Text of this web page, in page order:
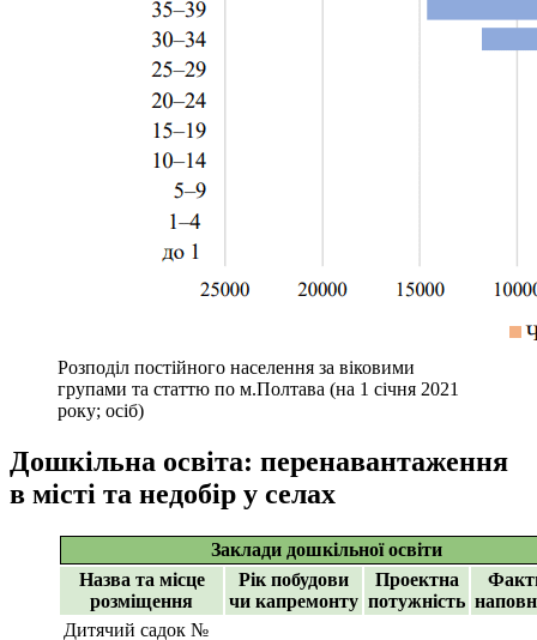
Розподіл постійного населення за віковими
групами та статтю по м.Полтава (на 1 січня 2021
року; осіб)
Дошкільна освіта: перенавантаження
в місті та недобір у селах
Заклади дошкільної освіти
Назва та місце
розміщення
Рік побудови
чи капремонту
Проектна
потужність
Дитячий садок №